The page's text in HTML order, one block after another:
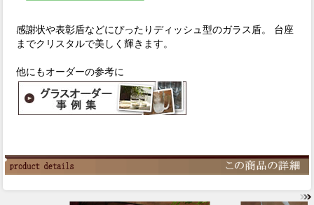
感謝状や表彰盾などにぴったりディッシュ型のガラス盾。 台座
までクリスタルで美しく輝きます。
他にもオーダーの参考に